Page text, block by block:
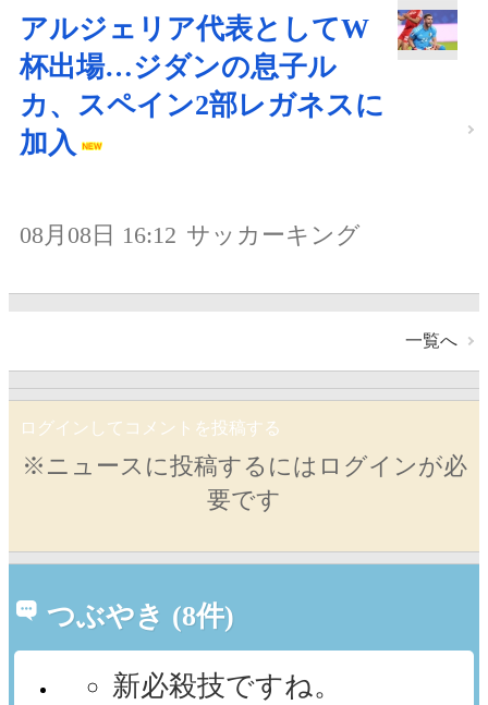
アルジェリア代表としてW
杯出場…ジダンの息子ル
カ、スペイン2部レガネスに
加入
08月08日 16:12 サッカーキング
一覧へ
ログインしてコメントを投稿する
※ニュースに投稿するにはログインが必
要です
つぶやき (8件)
新必殺技ですね。